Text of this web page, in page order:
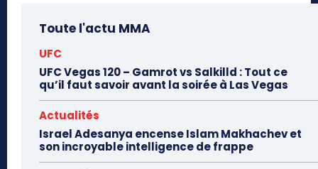
Toute l'actu MMA
UFC
UFC Vegas 120 – Gamrot vs Salkilld : Tout ce
qu’il faut savoir avant la soirée à Las Vegas
Actualités
Israel Adesanya encense Islam Makhachev et
son incroyable intelligence de frappe